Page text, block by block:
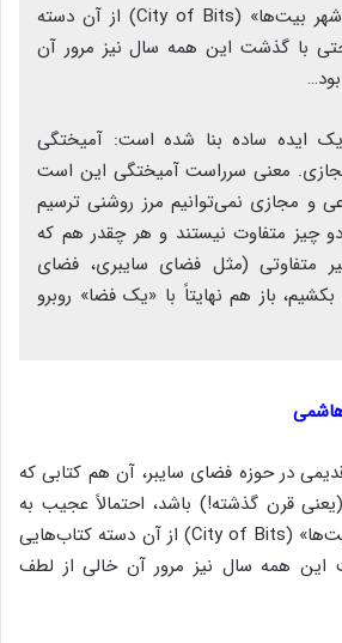
به نظر می‌رسد. اما «شهر بیت‌ها» (City of Bits) از آن دسته
با گذشت این همه سال نیز مرور آن
ایده ساده بنا شده است: آمیختگی
معنی سرراست آمیختگی این است
و مجازی نمی‌توانیم مرز روشنی ترسیم
چیز متفاوت نیستند و هر چقدر هم که
متفاوتی (مثل فضای سایبری، فضای
باز هم نهایتاً با «یک فضا» روبرو
در حوزه فضای سایبر، آن هم کتابی که
قرن گذشته!) باشد، احتمالاً عجیب به
نظر می‌رسد. اما «شهر بیت‌ها» (City of Bits) از آن دسته کتاب‌هایی
همه سال نیز مرور آن خالی از لطف